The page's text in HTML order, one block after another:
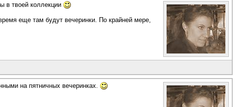
в твоей коллекции
еще там будут вечеринки. По крайней мере,
на пятничных вечеринках.